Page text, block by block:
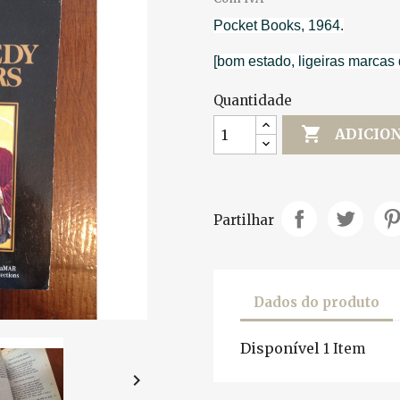

Pocket Books, 1964.
[bom estado, ligeiras marcas
Quantidade

Partilhar
Dados do produto
Disponível 1 Item